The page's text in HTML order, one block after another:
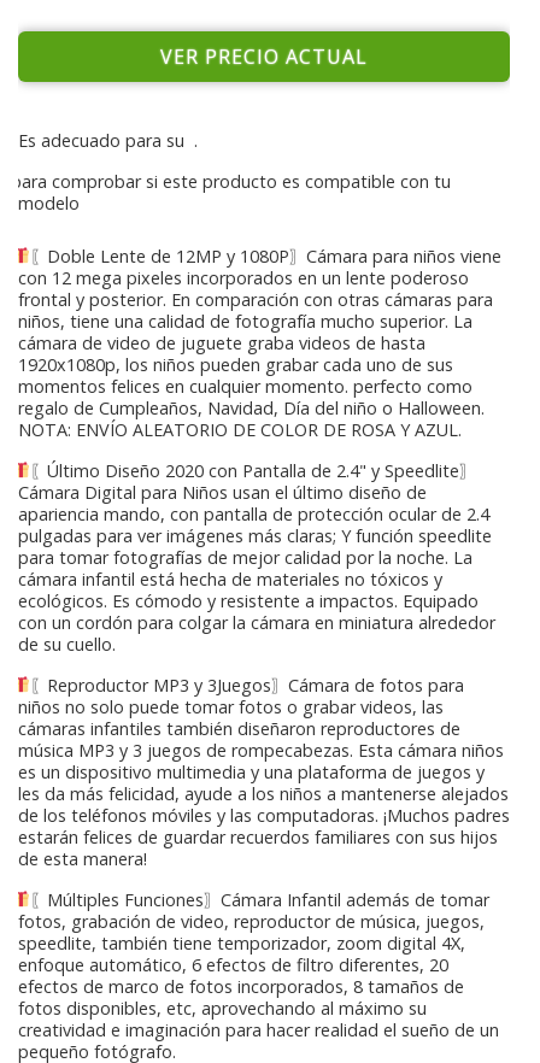
VER PRECIO ACTUAL
Es adecuado para su .
para comprobar si este producto es compatible con tu
modelo
〖Doble Lente de 12MP y 1080P〗Cámara para niños viene
con 12 mega pixeles incorporados en un lente poderoso
frontal y posterior. En comparación con otras cámaras para
niños, tiene una calidad de fotografía mucho superior. La
cámara de video de juguete graba videos de hasta
1920x1080p, los niños pueden grabar cada uno de sus
momentos felices en cualquier momento. perfecto como
regalo de Cumpleaños, Navidad, Día del niño o Halloween.
NOTA: ENVÍO ALEATORIO DE COLOR DE ROSA Y AZUL.
〖Último Diseño 2020 con Pantalla de 2.4" y Speedlite〗
Cámara Digital para Niños usan el último diseño de
apariencia mando, con pantalla de protección ocular de 2.4
pulgadas para ver imágenes más claras; Y función speedlite
para tomar fotografías de mejor calidad por la noche. La
cámara infantil está hecha de materiales no tóxicos y
ecológicos. Es cómodo y resistente a impactos. Equipado
con un cordón para colgar la cámara en miniatura alrededor
de su cuello.
〖Reproductor MP3 y 3Juegos〗Cámara de fotos para
niños no solo puede tomar fotos o grabar videos, las
cámaras infantiles también diseñaron reproductores de
música MP3 y 3 juegos de rompecabezas. Esta cámara niños
es un dispositivo multimedia y una plataforma de juegos y
les da más felicidad, ayude a los niños a mantenerse alejados
de los teléfonos móviles y las computadoras. ¡Muchos padres
estarán felices de guardar recuerdos familiares con sus hijos
de esta manera!
〖Múltiples Funciones〗Cámara Infantil además de tomar
fotos, grabación de video, reproductor de música, juegos,
speedlite, también tiene temporizador, zoom digital 4X,
enfoque automático, 6 efectos de filtro diferentes, 20
efectos de marco de fotos incorporados, 8 tamaños de
fotos disponibles, etc, aprovechando al máximo su
creatividad e imaginación para hacer realidad el sueño de un
pequeño fotógrafo.